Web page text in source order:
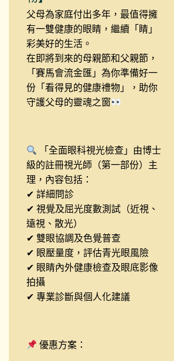
父母為家庭付出多年，最值得擁
有一雙健康的眼睛，繼續「睛」
彩美好的生活。
在即將到來的母親節和父親節，
「賽馬會流金匯」為你準備好一
份「看得見的健康禮物」，助你
守護父母的靈魂之窗
「全面眼科視光檢查」由博士
級的註冊視光師（第一部份）主
理，內容包括：
✔ 詳細問診
✔ 視覺及屈光度數測試（近視、
遠視、散光）
✔ 雙眼協調及色覺普查
✔ 眼壓量度，評估青光眼風險
✔ 眼睛內外健康檢查及眼底影像
拍攝
✔ 專業診斷與個人化建議
優惠方案：